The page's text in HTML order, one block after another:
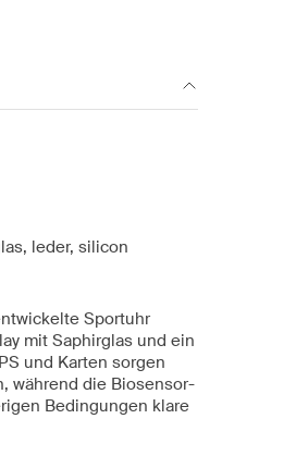
leder, silicon
Sportuhr
mit Saphirglas und ein
und Karten sorgen
während die Biosensor-
Bedingungen klare